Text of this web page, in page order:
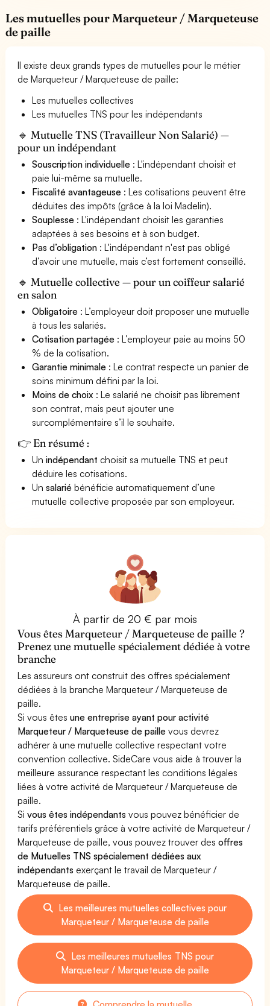
Les mutuelles pour Marqueteur / Marqueteuse
de paille
Il existe deux grands types de mutuelles pour le métier
de Marqueteur / Marqueteuse de paille:
Les mutuelles collectives
Les mutuelles TNS pour les indépendants
🔹 Mutuelle TNS (Travailleur Non Salarié) —
pour un indépendant
Souscription individuelle : L'indépendant choisit et
paie lui-même sa mutuelle.
Fiscalité avantageuse : Les cotisations peuvent être
déduites des impôts (grâce à la loi Madelin).
Souplesse : L'indépendant choisit les garanties
adaptées à ses besoins et à son budget.
Pas d’obligation : L'indépendant n'est pas obligé
d’avoir une mutuelle, mais c’est fortement conseillé.
🔹 Mutuelle collective — pour un coiffeur salarié
en salon
Obligatoire : L’employeur doit proposer une mutuelle
à tous les salariés.
Cotisation partagée : L’employeur paie au moins 50
% de la cotisation.
Garantie minimale : Le contrat respecte un panier de
soins minimum défini par la loi.
Moins de choix : Le salarié ne choisit pas librement
son contrat, mais peut ajouter une
surcomplémentaire s’il le souhaite.
👉 En résumé :
Unindépendant choisit sa mutuelle TNS et peut
déduire les cotisations.
Unsalarié bénéficie automatiquement d’une
mutuelle collective proposée par son employeur.
À partir de 20 € par mois
Vous êtes Marqueteur / Marqueteuse de paille ?
Prenez une mutuelle spécialement dédiée à votre
branche
Les assureurs ont construit des offres spécialement
dédiées à la branche Marqueteur / Marqueteuse de
paille.
Si vous êtesune entreprise ayant pour activité
Marqueteur / Marqueteuse de paille vous devrez
adhérer à une mutuelle collective respectant votre
convention collective. SideCare vous aide à trouver la
meilleure assurance respectant les conditions légales
liées à votre activité de Marqueteur / Marqueteuse de
paille.
Sivous êtes indépendants vous pouvez bénéficier de
tarifs préférentiels grâce à votre activité de Marqueteur /
Marqueteuse de paille, vous pouvez trouver desoffres
de Mutuelles TNS spécialement dédiées aux
indépendants exerçant le travail de Marqueteur /
Marqueteuse de paille.
Les meilleures mutuelles collectives pour
Marqueteur / Marqueteuse de paille
Les meilleures mutuelles TNS pour
Marqueteur / Marqueteuse de paille